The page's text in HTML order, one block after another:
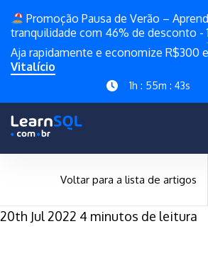
Promoção Pausa de Verão –
tranquilidade com 46% de desconto -
Aja rapidamente e economize R$300
Vitalício
1h : 55m : 42s
Voltar para a lista de artigos
20th Jul 2022 4 minutos de leitura